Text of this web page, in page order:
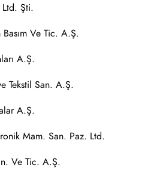
Şti.
Basım Ve Tic. A.Ş.
A.Ş.
Tekstil San. A.Ş.
A.Ş.
Mam. San. Paz. Ltd.
Ve Tic. A.Ş.